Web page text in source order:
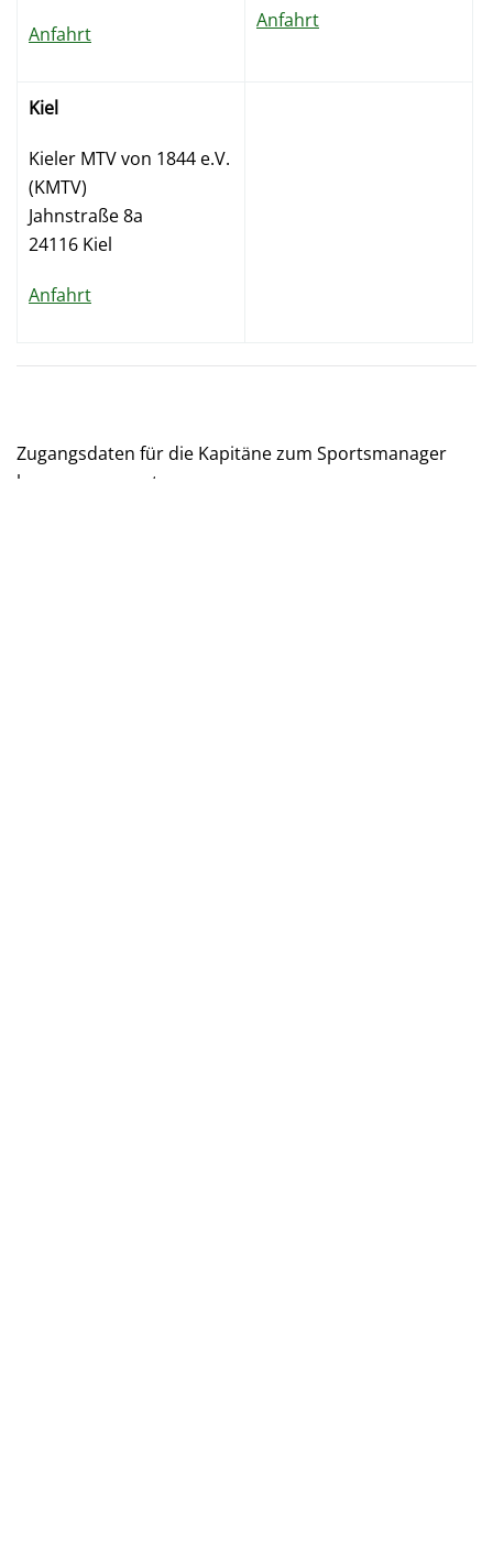
Anfahrt
Anfahrt
Kiel
Kieler MTV von 1844 e.V.
(KMTV)
Jahnstraße 8a
24116 Kiel
Anfahrt
Zugangsdaten für die Kapitäne zum Sportsmanager
kommen separat.